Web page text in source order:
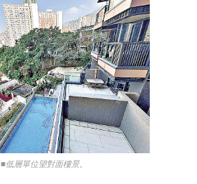
■低層單位望對面樓景。